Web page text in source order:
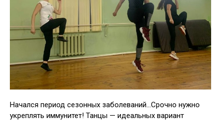
Начался период сезонных заболеваний…Срочно нужно
укреплять иммунитет! Танцы — идеальных вариант